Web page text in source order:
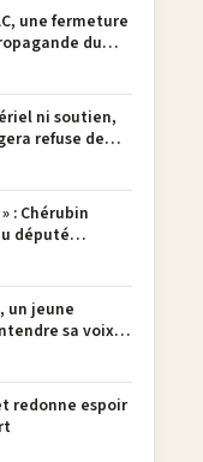
une fermeture
du
ni soutien,
refuse de
: Chérubin
député
en 137
un jeune
sa voix à
redonne espoir